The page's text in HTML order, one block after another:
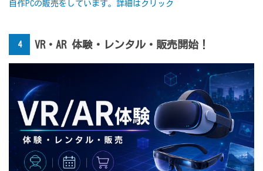
自作PCの販売をしています。詳細はクリック
4 VR・AR 体験・レンタル・販売開始！